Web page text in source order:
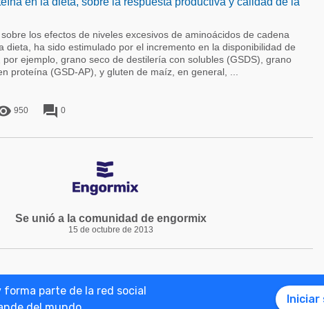
forma parte de la red social
Iniciar
los efectos de niveles excesivos de aminoácidos de cadena
dieta, ha sido estimulado por el incremento en la disponibilidad de
ejemplo, grano seco de destilería con solubles (GSDS), grano
proteína (GSD-AP), y gluten de maíz, en general, ...
950 forum 0
Se unió a la comunidad de engormix
15 de octubre de 2013
engormixTérminos y Condiciones © 2026